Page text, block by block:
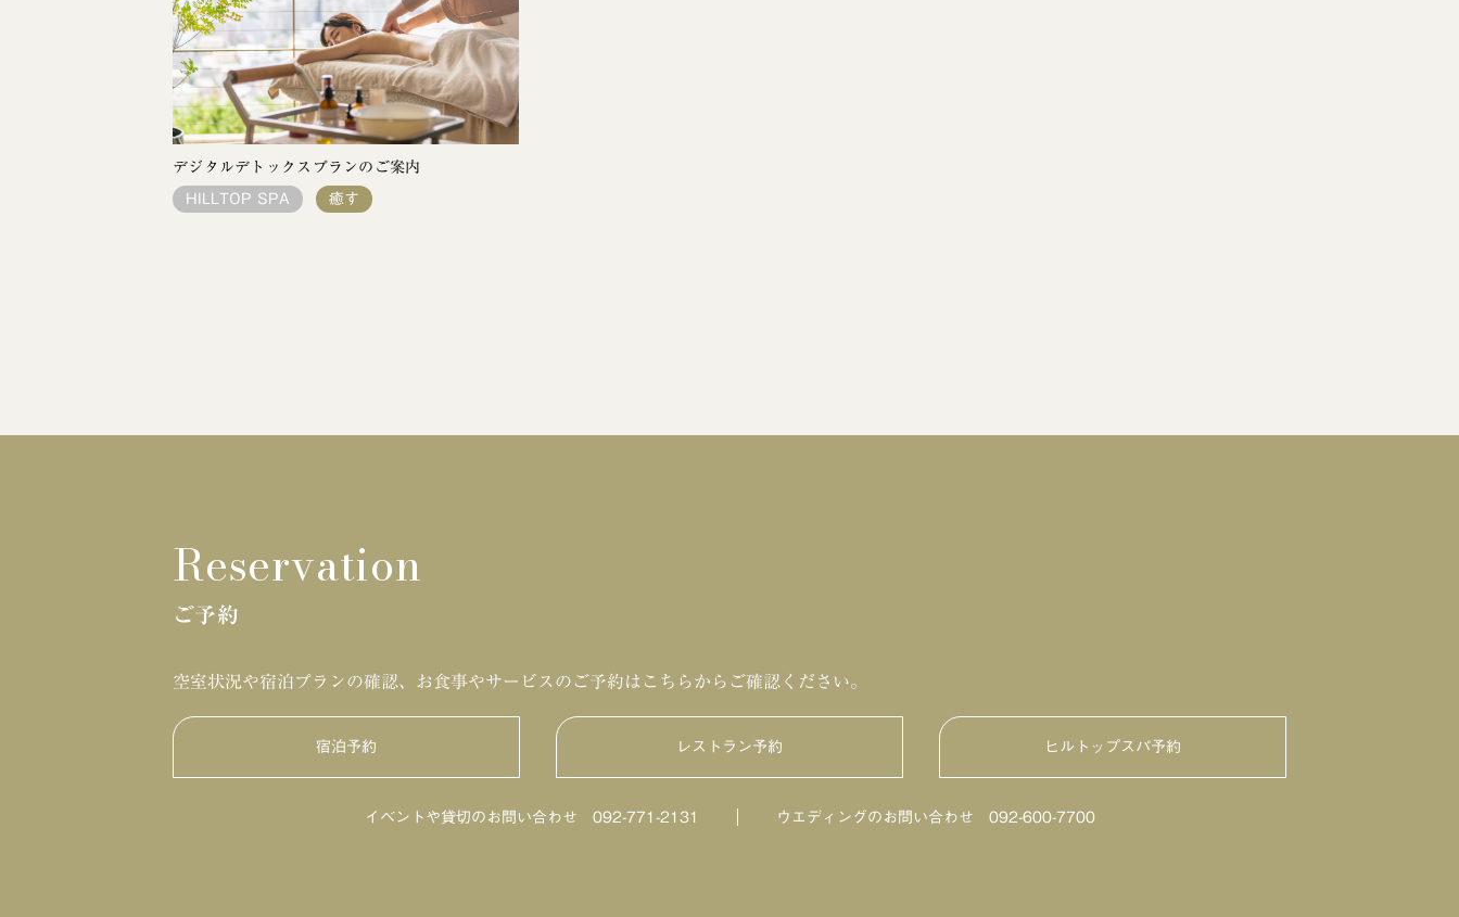
デジタルデトックスプランのご案内
HILLTOP SPA 癒す
Reservation
ご予約
空室状況や宿泊プランの確認、お食事やサービスのご予約はこちらからご確認ください。
宿泊予約 レストラン予約
鮨・日本料理「暦」
ヒルトップスパ予約
イベントや貸切のお問い合わせ 092-771-2131 ウエディングのお問い合わせ 092-600-7700